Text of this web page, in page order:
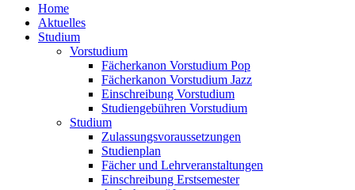
Home
Aktuelles
Studium
Vorstudium
Fächerkanon Vorstudium Pop
Fächerkanon Vorstudium Jazz
Einschreibung Vorstudium
Studiengebühren Vorstudium
Studium
Zulassungsvoraussetzungen
Studienplan
Fächer und Lehrveranstaltungen
Einschreibung Erstsemester